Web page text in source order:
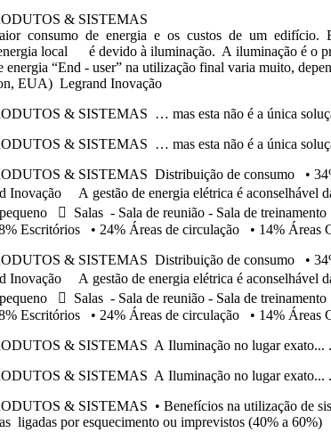
& SISTEMAS
maior consumo de energia e os custos de um
local é devido à iluminação. A iluminação é o
“End - user” na utilização final varia muito,
EUA) Legrand Inovação
& SISTEMAS … mas esta não é a única
& SISTEMAS … mas esta não é a única
& SISTEMAS Distribuição de consumo •
A gestão de energia elétrica é aconselhável
 Salas - Sala de reunião - Sala de
Escritórios • 24% Áreas de circulação • 14%
& SISTEMAS Distribuição de consumo •
A gestão de energia elétrica é aconselhável
 Salas - Sala de reunião - Sala de
Escritórios • 24% Áreas de circulação • 14%
& SISTEMAS A Iluminação no lugar exato... ...
& SISTEMAS A Iluminação no lugar exato... ...
& SISTEMAS • Benefícios na utilização de
ligadas por esquecimento ou imprevistos (40% a